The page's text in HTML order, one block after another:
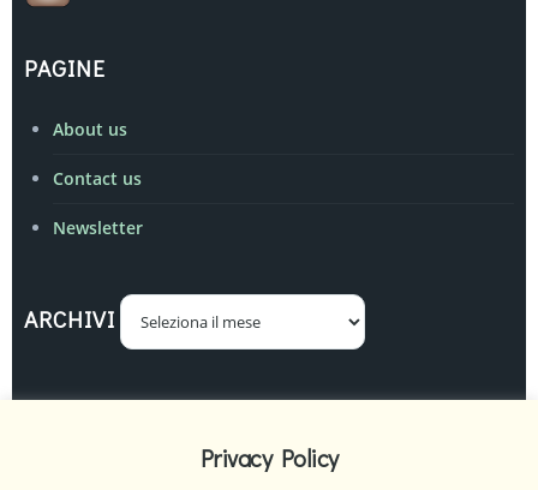
PAGINE
About us
Contact us
Newsletter
ARCHIVI Archivi
Realizzato ed amministrato da
Privacy Policy